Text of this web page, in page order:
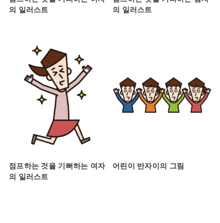
의 일러스트
의 일러스트
점프하는 것을 기뻐하는 여자
의 일러스트
어린이 반자이의 그림